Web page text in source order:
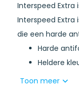
Interspeed Extra
Interspeed
die een harde
Harde
Heldere
Hard,
Toon meer